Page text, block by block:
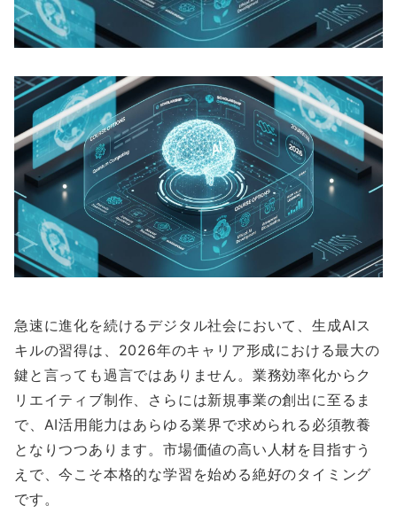
急速に進化を続けるデジタル社会において、生成AIス
キルの習得は、2026年のキャリア形成における最大の
鍵と言っても過言ではありません。業務効率化からク
リエイティブ制作、さらには新規事業の創出に至るま
で、AI活用能力はあらゆる業界で求められる必須教養
となりつつあります。市場価値の高い人材を目指すう
えで、今こそ本格的な学習を始める絶好のタイミング
です。